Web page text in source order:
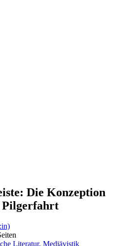
Die Konzeption
Pilgerfahrt
Literatur, Mediävistik